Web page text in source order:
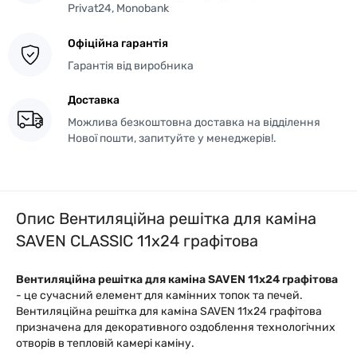
Privat24, Monobank
Офіційна гарантія
Гарантія від виробника
Доставка
Можлива безкоштовна доставка на відділення
Нової пошти, запитуйте у менеджерів!.
Опис Вентиляційна решітка для каміна
SAVEN CLASSIC 11х24 графітова
Вентиляційна решітка для каміна SAVEN 11х24 графітова
- це сучасний елемент для камінних топок та печей.
Вентиляційна решітка для каміна SAVEN 11х24 графітова
призначена для декоративного оздоблення технологічних
отворів в тепловій камері каміну.